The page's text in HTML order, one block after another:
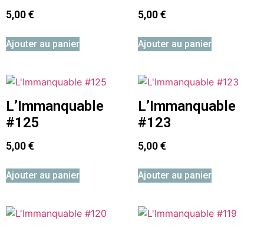
5,00€
Ajouter au panier
5,00€
Ajouter au panier
L’Immanquable
#125
5,00€
Ajouter au panier
L’Immanquable
#123
5,00€
Ajouter au panier